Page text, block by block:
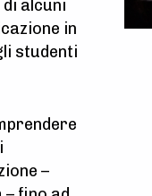
alcuni
in
studenti
–